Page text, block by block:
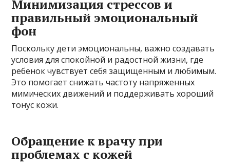
Минимизация стрессов и
правильный эмоциональный
фон
Поскольку дети эмоциональны, важно создавать
условия для спокойной и радостной жизни, где
ребенок чувствует себя защищенным и любимым.
Это помогает снижать частоту напряженных
мимических движений и поддерживать хороший
тонус кожи.
Обращение к врачу при
проблемах с кожей